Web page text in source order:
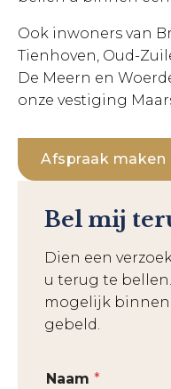
Ook inwoners van
Tienhoven, Oud-
De Meern en
onze vestiging
Afspraak maken
Bel mij
Dien een
u terug te
mogelijk
gebeld.
Naam *